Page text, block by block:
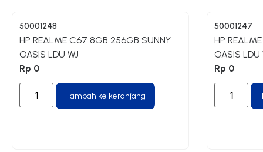
50001248
HP REALME C67 8GB 256GB SUNNY
OASIS LDU WJ
Rp 0
Tambah ke keranjang
50001247
HP
OASIS LDU
Rp 0